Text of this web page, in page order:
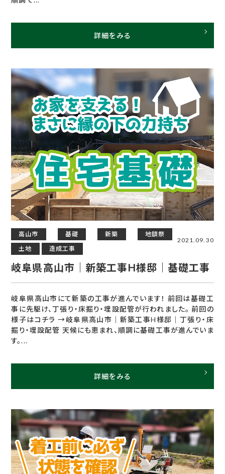
詳細をみる
高山市 基礎 新築
地鎮祭
土地
造成工事
2021.09.30
岐阜県高山市｜新築工事H様邸｜基礎工事
岐阜県高山市にて新築の工事が進んでいます！ 前回は基礎工
事に先駆け、丁張り・床掘り・埋設配管が行われました。 前回の
様子はコチラ →岐阜県高山市｜新築工事H様邸｜丁張り・床
掘り・埋設配管 天候にも恵まれ、順調に基礎工事が進んでいま
す。...
詳細をみる